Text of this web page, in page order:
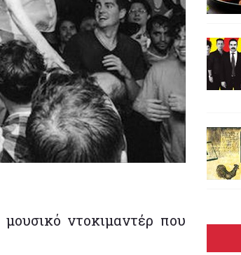
ντοκιμαντέρ που